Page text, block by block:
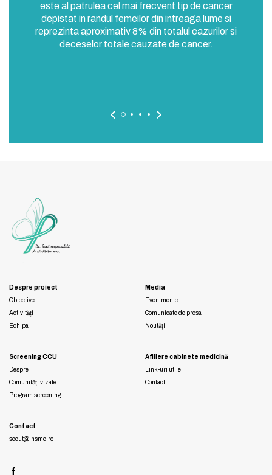
este al patrulea cel mai frecvent tip de cancer
depistat in randul femeilor din intreaga lume si
reprezinta aproximativ 8% din totalul cazurilor si
deceselor totale cauzate de cancer.
Despre proiect
Obiective
Activități
Echipa
Media
Evenimente
Comunicate de presa
Noutăți
Screening CCU
Despre
Comunități vizate
Program screening
Afiliere cabinete medicină
Link-uri utile
Contact
Contact
sccut@insmc.ro